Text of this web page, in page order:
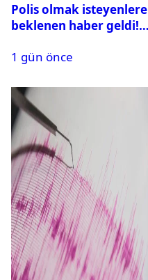
Polis olmak isteyenlere
beklenen haber geldi!
1 gün önce